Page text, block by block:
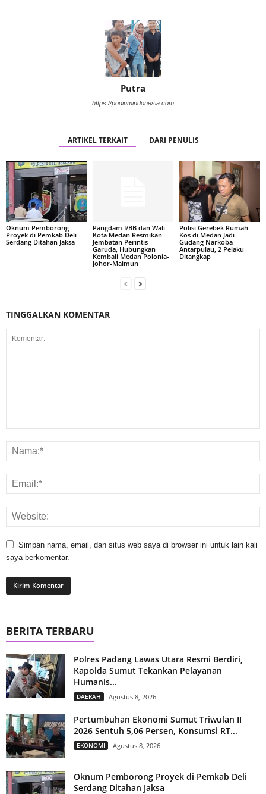
Putra
https://podiumindonesia.com
ARTIKEL TERKAIT DARI PENULIS
Oknum Pemborong
Proyek di Pemkab Deli
Serdang Ditahan Jaksa
Pangdam I/BB dan Wali
Kota Medan Resmikan
Jembatan Perintis
Garuda, Hubungkan
Kembali Medan Polonia-
Johor-Maimun
Polisi Gerebek Rumah
Kos di Medan Jadi
Gudang Narkoba
Antarpulau, 2 Pelaku
Ditangkap
TINGGALKAN KOMENTAR
Simpan nama, email, dan situs web saya di browser ini untuk lain kali
saya berkomentar.
BERITA TERBARU
Polres Padang Lawas Utara Resmi Berdiri,
Kapolda Sumut Tekankan Pelayanan
Humanis...
DAERAH Agustus 8, 2026
Pertumbuhan Ekonomi Sumut Triwulan II
2026 Sentuh 5,06 Persen, Konsumsi RT...
EKONOMI Agustus 8, 2026
Oknum Pemborong Proyek di Pemkab Deli
Serdang Ditahan Jaksa